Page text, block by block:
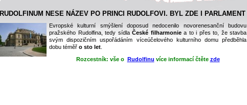
RUDOLFINUM NESE NÁZEV PO PRINCI RUDOLFOVI. BYL ZDE I PARLAMENT
Evropské kulturní smýšlení doposud nedocenilo novorenesanční budovu
pražského Rudolfina, tedy sídla České filharmoniea to i přes to, že stavba
svým dispozičním uspořádáním víceúčelového kulturního domu předběhla
dobu téměř o sto let
Rozcestník: vše o Rudolfinu více informací čtěte zde